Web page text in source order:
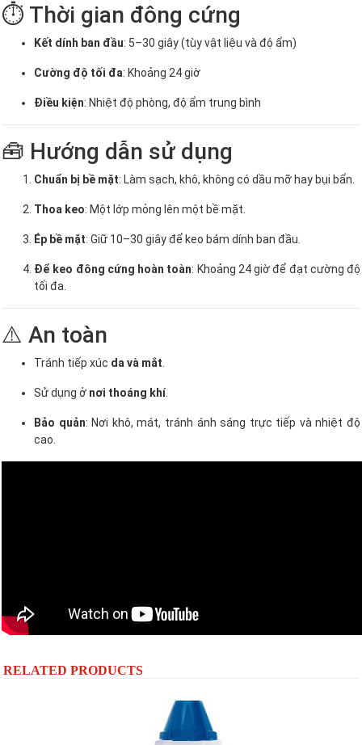
⏱ Thời gian đông cứng
Kết dính ban đầu: 5–30 giây (tùy vật liệu và độ ẩm)
Cường độ tối đa: Khoảng 24 giờ
Điều kiện: Nhiệt độ phòng, độ ẩm trung bình
🧰 Hướng dẫn sử dụng
Chuẩn bị bề mặt: Làm sạch, khô, không có dầu mỡ hay bụi bẩn.
Thoa keo: Một lớp mỏng lên một bề mặt.
Ép bề mặt: Giữ 10–30 giây để keo bám dính ban đầu.
Để keo đông cứng hoàn toàn: Khoảng 24 giờ để đạt cường độ
tối đa.
⚠️ An toàn
Tránh tiếp xúc da và mắt
Sử dụng ở nơi thoáng khí.
Bảo quản: Nơi khô, mát, tránh ánh sáng trực tiếp và nhiệt độ
cao.
RELATED PRODUCTS